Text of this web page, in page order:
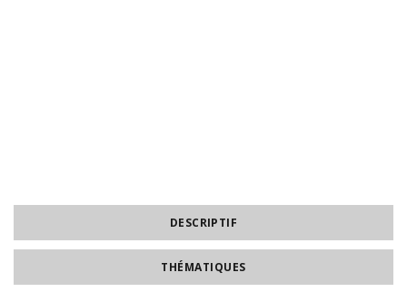
DESCRIPTIF
THÉMATIQUES